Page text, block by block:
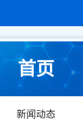
首页
新闻动态